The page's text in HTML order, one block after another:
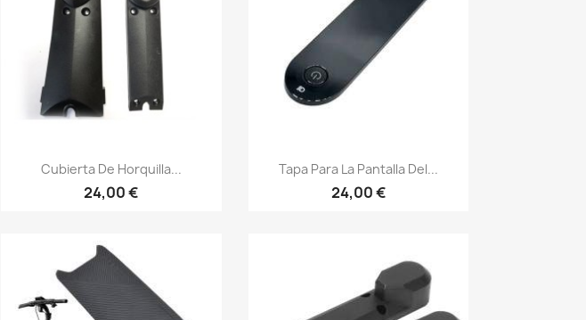
Vista rápida
Cubierta De Horquilla...
24,00 €
Vista rápida
Tapa Para La Pantalla Del...
24,00 €